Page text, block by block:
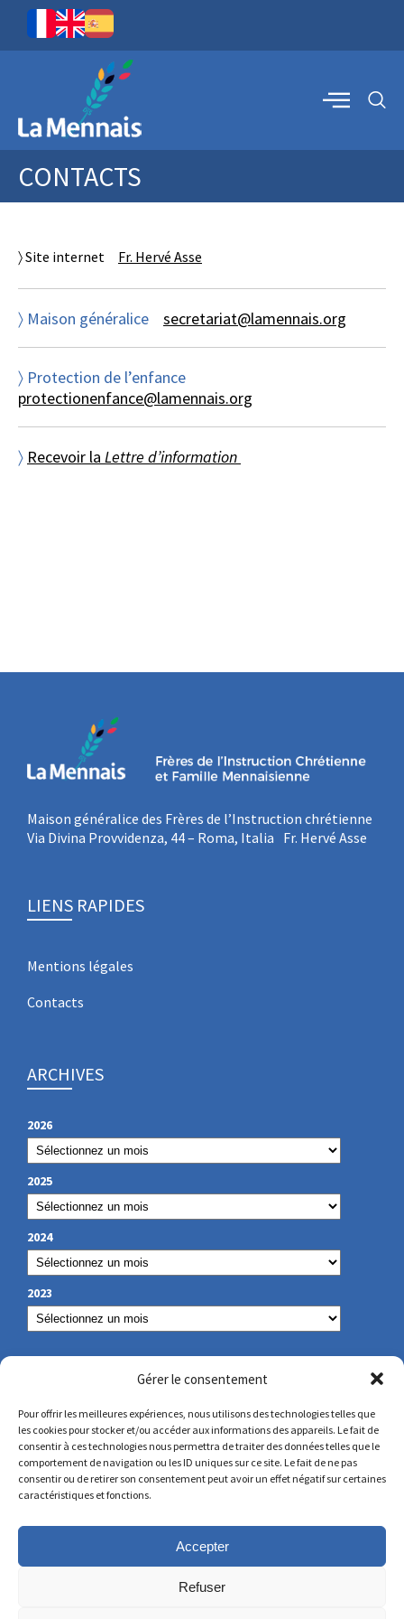
Gérer le consentement
Pour offrir les meilleures expériences, nous utilisons des technologies telles que
les cookies pour stocker et/ou accéder aux informations des appareils. Le fait de
consentir à ces technologies nous permettra de traiter des données telles que le
comportement de navigation ou les ID uniques sur ce site. Le fait de ne pas
consentir ou de retirer son consentement peut avoir un effet négatif sur certaines
caractéristiques et fonctions.
Accepter
Refuser
CONTACTS
〉 Site internet Fr. Hervé Asse
〉 Maison généralice secretariat@lamennais.org
〉 Protection de l’enfance
protectionenfance@lamennais.org
〉 Recevoir la Lettre d’information
Maison généralice des Frères de l’Instruction chrétienne
Via Divina Provvidenza, 44 – Roma, Italia Fr. Hervé Asse
LIENS RAPIDES
Mentions légales
Contacts
ARCHIVES
2026
2025
2024
2023
NOS COORDONNÉES
secretariat@lamennais.org
protectionenfance@lamennais.org